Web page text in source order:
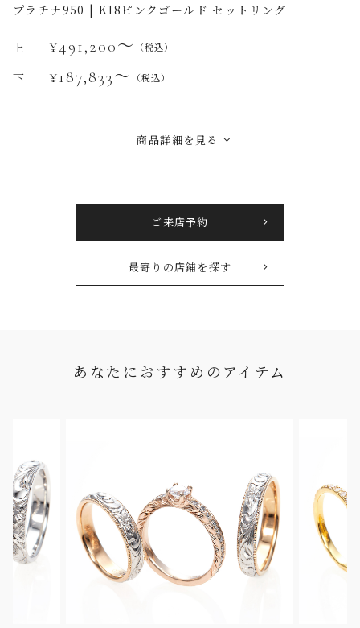
プラチナ950 | K18ピンクゴールド セットリング
上 ¥491,200〜 （税込）
下 ¥187,833〜 （税込）
商品詳細を見る
ご来店予約
最寄りの店鋪を探す
あなたにおすすめのアイテム